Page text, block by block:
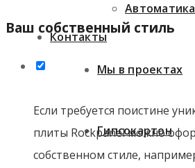
Контакты
Мы в проектах
Гипсокартон
Ваш собственный стиль
Если требуется поистине
плиты Rockpanel можно
собственном стиле,